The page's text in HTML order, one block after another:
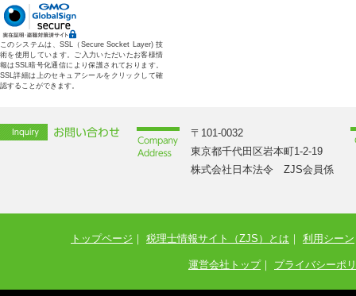
このシステムは、SSL（Secure Socket Layer) 技
術を使用しています。ご入力いただいたお客様情
報はSSL暗号化通信により保護されております。
SSL詳細は上のセキュアシールをクリックして確
認することができます。
〒101-0032
東京都千代田区岩本町1-2-19
株式会社日本法令 ZJS会員係
トップページ ｜ 税理士情報サイト（ZJS）とは ｜ 利用シーン
運営会社トップ｜ プライバシーポ